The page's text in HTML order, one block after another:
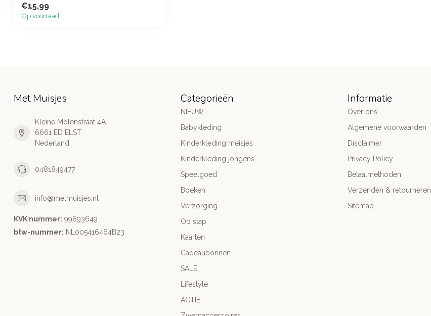
€15,99
Op voorraad
Met Muisjes
Kleine Molenstraat 4A
6661 ED ELST
Nederland
0481849477
info@metmuisjes.nl
KVK nummer: 99893649
btw-nummer: NL005416464B23
Categorieën
NIEUW
Babykleding
Kinderkleding meisjes
Kinderkleding jongens
Speelgoed
Boeken
Verzorging
Op stap
Kaarten
Cadeaubonnen
SALE
Lifestyle
ACTIE
Informatie
Over ons
Algemene voorwaarden
Disclaimer
Privacy Policy
Betaalmethoden
Verzenden & retourneren
Sitemap